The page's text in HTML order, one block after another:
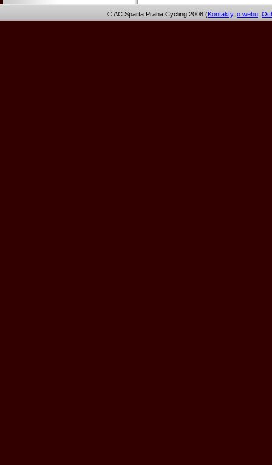
© AC Sparta Praha Cycling 2008 (Kontakty, o webu